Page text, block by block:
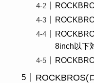
8inch以下
ROCKBROS(